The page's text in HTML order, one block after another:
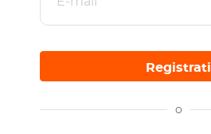
Registrati
o